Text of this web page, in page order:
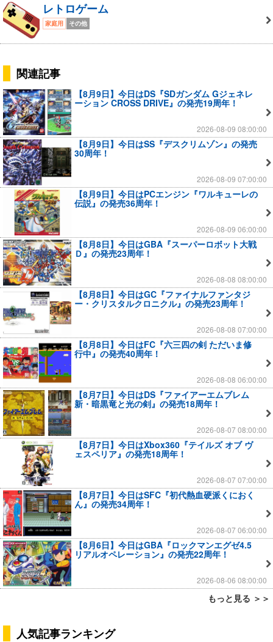
レトロゲーム
家庭用 その他
関連記事
【8月9日】今日はDS『SDガンダム Gジェネレ
ーション CROSS DRIVE』の発売19周年！
2026-08-09 08:00:00
【8月9日】今日はSS『デスクリムゾン』の発売
30周年！
2026-08-09 07:00:00
【8月9日】今日はPCエンジン『ワルキューレの
伝説』の発売36周年！
2026-08-09 06:00:00
【8月8日】今日はGBA『スーパーロボット大戦
Ｄ』の発売23周年！
2026-08-08 08:00:00
【8月8日】今日はGC『ファイナルファンタジ
ー・クリスタルクロニクル』の発売23周年！
2026-08-08 07:00:00
【8月8日】今日はFC『六三四の剣 ただいま修
行中』の発売40周年！
2026-08-08 06:00:00
【8月7日】今日はDS『ファイアーエムブレム
新・暗黒竜と光の剣』の発売18周年！
2026-08-07 08:00:00
【8月7日】今日はXbox360『テイルズ オブ ヴ
ェスペリア』の発売18周年！
2026-08-07 07:00:00
【8月7日】今日はSFC『初代熱血硬派くにおく
ん』の発売34周年！
2026-08-07 06:00:00
【8月6日】今日はGBA『ロックマンエグゼ4.5
リアルオペレーション』の発売22周年！
2026-08-06 08:00:00
もっと見る ＞＞
人気記事ランキング